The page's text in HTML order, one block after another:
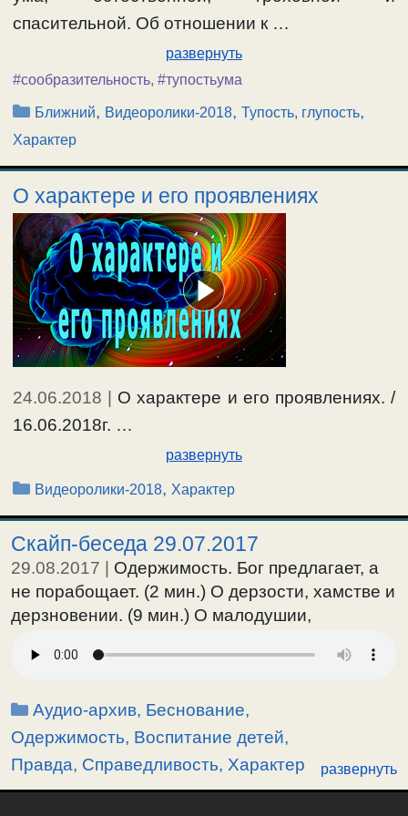
спасительной. Об отношении к …
развернуть
#сообразительность, #тупостьума
Рубрики
Ближний, Видеоролики-2018,Тупость, глупость,
Характер
О характере и его проявлениях
24.06.2018
О характере и его проявлениях. /
16.06.2018г. …
развернуть
Рубрики
Видеоролики-2018, Характер
Скайп-беседа 29.07.2017
29.08.2017
Одержимость. Бог предлагает, а
не порабощает. (2 мин.) О дерзости, хамстве и
дерзновении. (9 мин.) О малодушии,
милости и суде, икономии и акривии, о
мин.) О воспитании духовного вкуса у детей,
малых и больших. О главном при их
воспитании. (49 мин.) О характере. /
Рубрики
Аудио-архив, Беснование,
Одержимость, Воспитание детей,
Правда, Справедливость, Характер развернуть